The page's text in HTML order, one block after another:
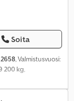
Soita
2658, Valmistusvuosi:
200 kg,